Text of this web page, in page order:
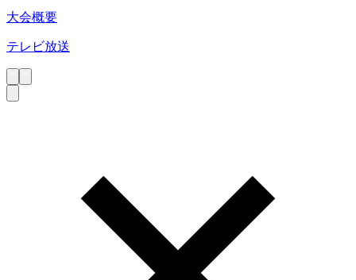
大会概要
テレビ放送